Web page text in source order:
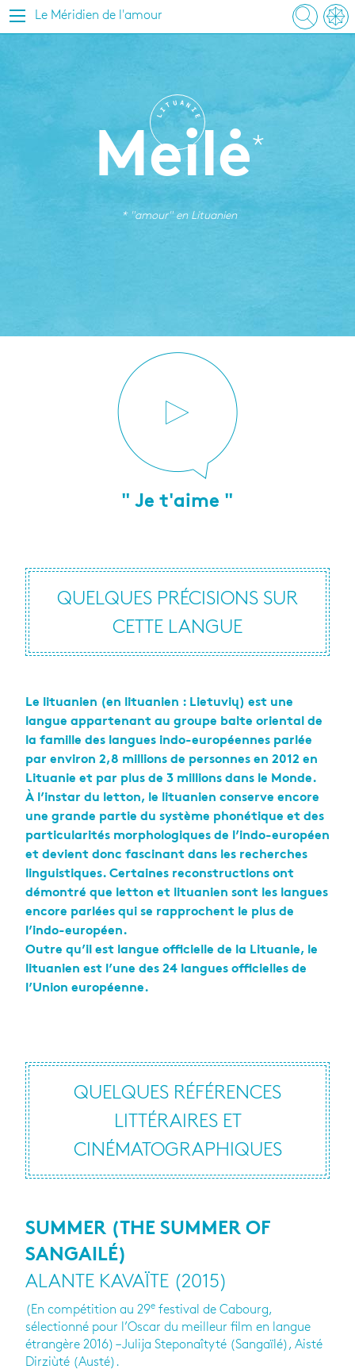
Le Méridien de l'amour
Meilė
L
I
T U A N
I
E
* "amour" en Lituanien
" Je t'aime "
QUELQUES PRÉCISIONS SUR
CETTE LANGUE
Le lituanien (en lituanien : Lietuvių) est une
langue appartenant au groupe balte oriental de
la famille des langues indo-européennes parlée
par environ 2,8 millions de personnes en 2012 en
Lituanie et par plus de 3 millions dans le Monde.
À l’instar du letton, le lituanien conserve encore
une grande partie du système phonétique et des
particularités morphologiques de l’indo-européen
et devient donc fascinant dans les recherches
linguistiques. Certaines reconstructions ont
démontré que letton et lituanien sont les langues
encore parlées qui se rapprochent le plus de
l’indo-européen.
Outre qu’il est langue officielle de la Lituanie, le
lituanien est l’une des 24 langues officielles de
l’Union européenne.
QUELQUES RÉFÉRENCES
LITTÉRAIRES ET
CINÉMATOGRAPHIQUES
SUMMER (THE SUMMER OF
SANGAILÉ)
ALANTE KAVAÏTE (2015)
(En compétition au 29e festival de Cabourg,
sélectionné pour l’Oscar du meilleur film en langue
étrangère 2016) – Julija Steponaîtyté (Sangaïlé), Aisté
Dirziùté (Austé).